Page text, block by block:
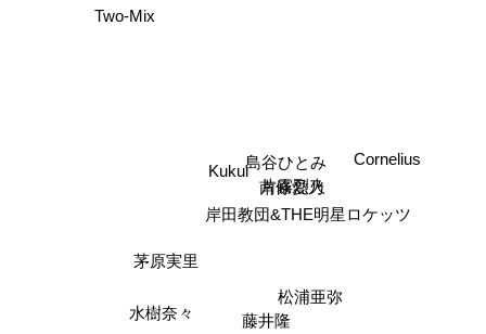
藤井隆
松浦亜弥
岸田教団&THE明星ロケッツ
島谷ひとみ
片霧烈火
茅原実里
南條愛乃
Kukui
水樹奈々
Two-Mix